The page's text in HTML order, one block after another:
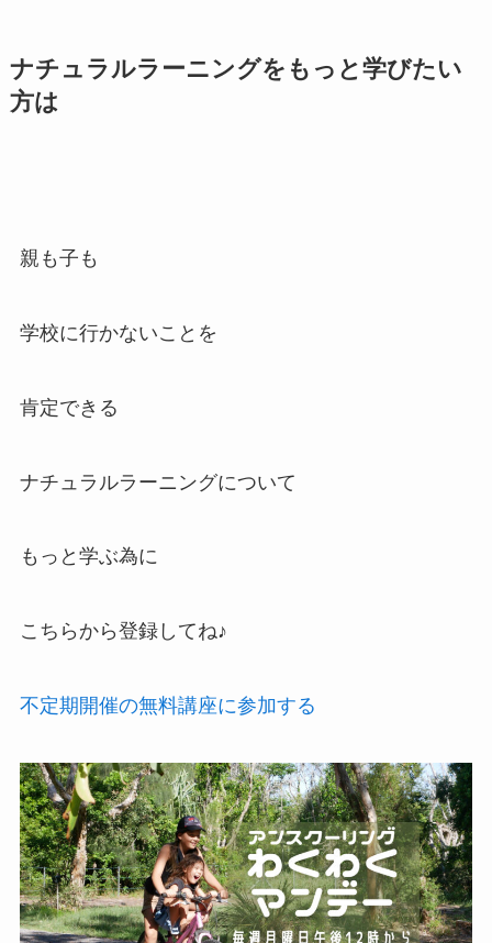
ナチュラルラーニングをもっと学びたい
方は
親も子も
学校に行かないことを
肯定できる
ナチュラルラーニングについて
もっと学ぶ為に
こちらから登録してね♪
不定期開催の無料講座に参加する